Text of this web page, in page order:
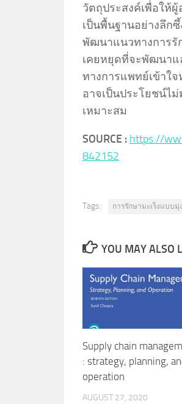
วัตถุประสงค์เพื่อให้
เป็นพื้นฐานอย่างลึก
พัฒนาแนวทางการรัก
เคยหยุดที่จะพัฒนาแ
ทางการแพทย์เข้าใ
อาจเป็นประโยชน์ไ
เหมาะสม
SOURCE : https://
842152
Tags: การรักษามะเร็งแบบมุ่
YOU MAY ALSO
Supply chain
: strategy, planning,
operation
AUGUST 27, 2020